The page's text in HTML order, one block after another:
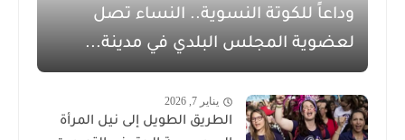
وداعاً للكوتة النسوية.. النساء تصل
لعضوية المجلس البلدي في مدينة...
يناير 7, 2026
الطريق الطويل إلى نيل المرأة